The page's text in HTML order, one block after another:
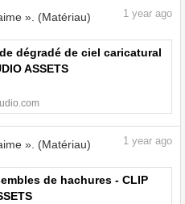
». (Matériau) 1 year ago
dégradé de ciel caricatural
ASSETS
». (Matériau) 1 year ago
de hachures - CLIP